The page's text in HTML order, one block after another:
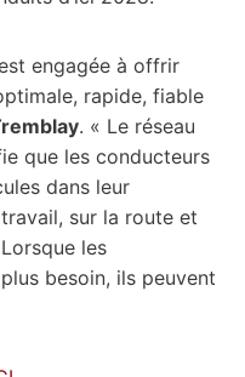
engagée à offrir
rapide, fiable
. « Le réseau
que les conducteurs
dans leur
sur la route et
les
besoin, ils peuvent